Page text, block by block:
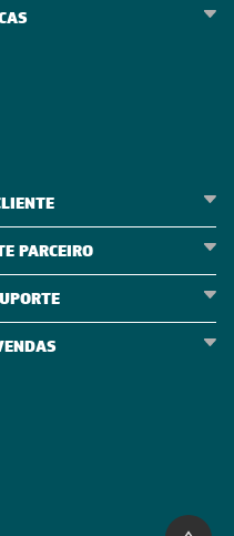
PARCEIRO